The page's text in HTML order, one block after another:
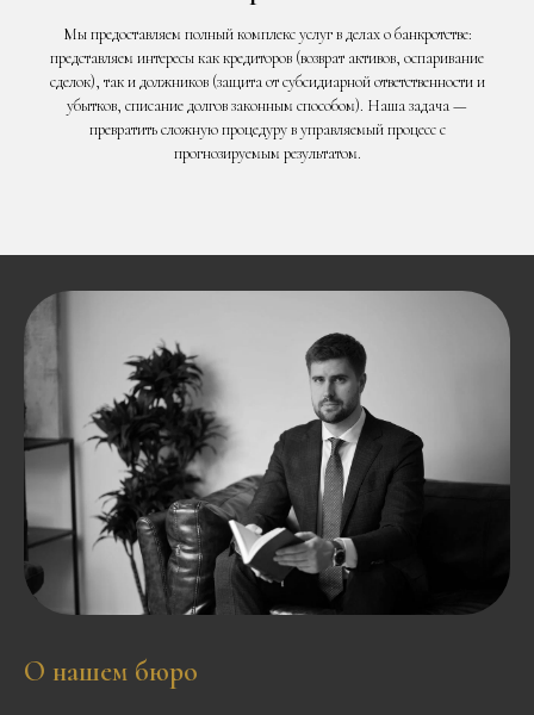
Мы предоставляем полный комплекс услуг в делах о банкротстве:
представляем интересы как кредиторов (возврат активов, оспаривание
сделок), так и должников (защита от субсидиарной ответственности и
убытков, списание долгов законным способом). Наша задача —
превратить сложную процедуру в управляемый процесс с
прогнозируемым результатом.
О нашем бюро